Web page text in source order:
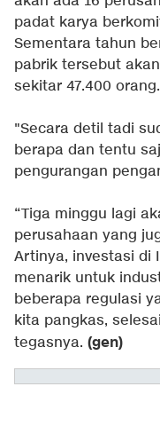
padat karya
Sementara tahun
pabrik tersebut
sekitar 47.400 orang.
"Secara detil tadi
berapa dan tentu
pengurangan
“Tiga minggu lagi
perusahaan yang
Artinya, investasi di
menarik untuk
beberapa regulasi
kita pangkas,
tegasnya. (gen)